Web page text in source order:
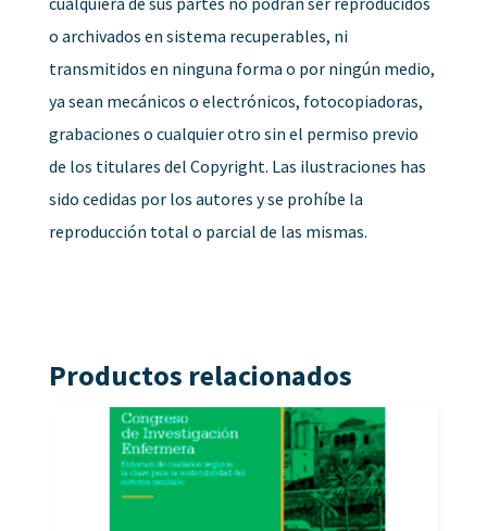
o archivados en sistema recuperables, ni
transmitidos en ninguna forma o por ningún medio,
ya sean mecánicos o electrónicos, fotocopiadoras,
grabaciones o cualquier otro sin el permiso previo
de los titulares del Copyright. Las ilustraciones has
sido cedidas por los autores y se prohíbe la
reproducción total o parcial de las mismas.
Productos relacionados